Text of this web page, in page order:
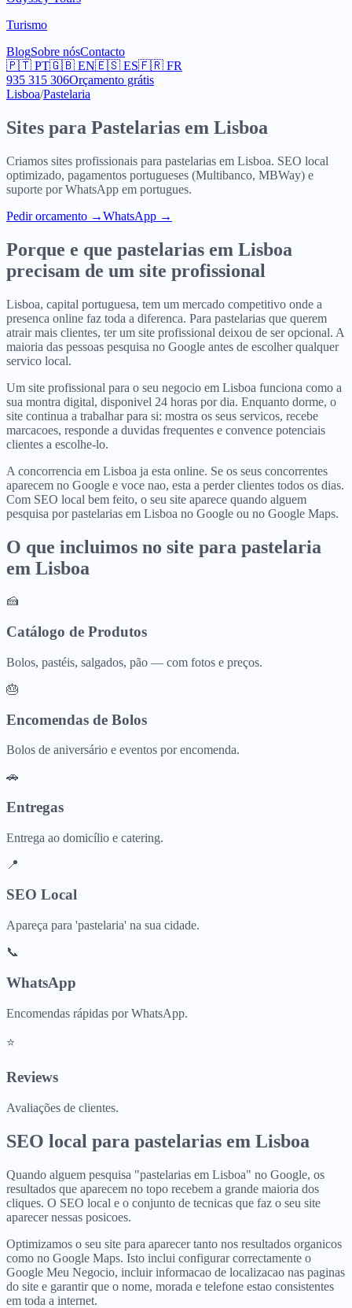
Turismo
BlogSobre nósContacto
🇵🇹 PT🇬🇧 EN🇪🇸 ES🇫🇷 FR
935 315 306Orçamento grátis
Lisboa/Pastelaria
Sites para Pastelarias em Lisboa
Criamos sites profissionais para pastelarias em Lisboa. SEO local
optimizado, pagamentos portugueses (Multibanco, MBWay) e
suporte por WhatsApp em portugues.
Pedir orcamento →WhatsApp →
Porque e que pastelarias em Lisboa
precisam de um site profissional
Lisboa, capital portuguesa, tem um mercado competitivo onde a
presenca online faz toda a diferenca. Para pastelarias que querem
atrair mais clientes, ter um site profissional deixou de ser opcional. A
maioria das pessoas pesquisa no Google antes de escolher qualquer
servico local.
Um site profissional para o seu negocio em Lisboa funciona como a
sua montra digital, disponivel 24 horas por dia. Enquanto dorme, o
site continua a trabalhar para si: mostra os seus servicos, recebe
marcacoes, responde a duvidas frequentes e convence potenciais
clientes a escolhe-lo.
A concorrencia em Lisboa ja esta online. Se os seus concorrentes
aparecem no Google e voce nao, esta a perder clientes todos os dias.
Com SEO local bem feito, o seu site aparece quando alguem
pesquisa por pastelarias em Lisboa no Google ou no Google Maps.
O que incluimos no site para pastelaria
em Lisboa
🍰
Catálogo de Produtos
Bolos, pastéis, salgados, pão — com fotos e preços.
🎂
Encomendas de Bolos
Bolos de aniversário e eventos por encomenda.
🚗
Entregas
Entrega ao domicílio e catering.
📍
SEO Local
Apareça para 'pastelaria' na sua cidade.
📞
WhatsApp
Encomendas rápidas por WhatsApp.
⭐
Reviews
Avaliações de clientes.
SEO local para pastelarias em Lisboa
Quando alguem pesquisa "pastelarias em Lisboa" no Google, os
resultados que aparecem no topo recebem a grande maioria dos
cliques. O SEO local e o conjunto de tecnicas que faz o seu site
aparecer nessas posicoes.
Optimizamos o seu site para aparecer tanto nos resultados organicos
como no Google Maps. Isto inclui configurar correctamente o
Google Meu Negocio, incluir informacao de localizacao nas paginas
do site e garantir que o nome, morada e telefone estao consistentes
em toda a internet.